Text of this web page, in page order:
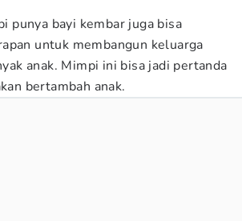
punya bayi kembar juga bisa
untuk membangun keluarga
anak. Mimpi ini bisa jadi pertanda
bertambah anak.